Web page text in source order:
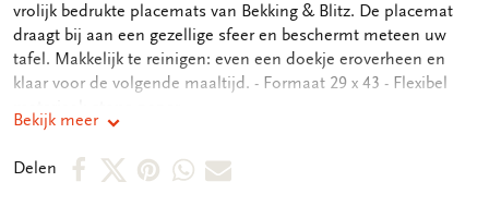
vrolijk bedrukte placemats van Bekking & Blitz. De placemat
draagt bij aan een gezellige sfeer en beschermt meteen uw
tafel. Makkelijk te reinigen: even een doekje eroverheen en
klaar voor de volgende maaltijd. - Formaat 29 x 43 - Flexibel
Bekijk meer
Delen
DeelDeelDeelDeelDeel